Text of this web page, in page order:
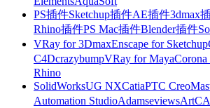
PS插件Sketchup插件AE插件3dmax
Rhino插件PS Mac插件Blender插件
VRay for 3DmaxEnscape for Sketchup
C4DcrazybumpVRay for Maya
Rhino
SolidWorksUG NXCatiaPTC Creo
Automation StudioAdamseviews